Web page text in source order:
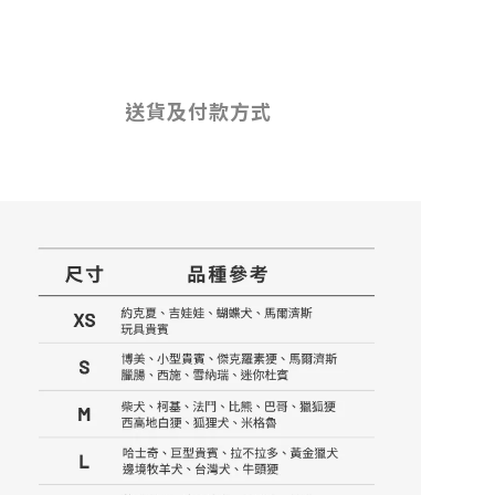
送貨及付款方式